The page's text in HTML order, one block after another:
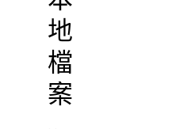
地
檔
案